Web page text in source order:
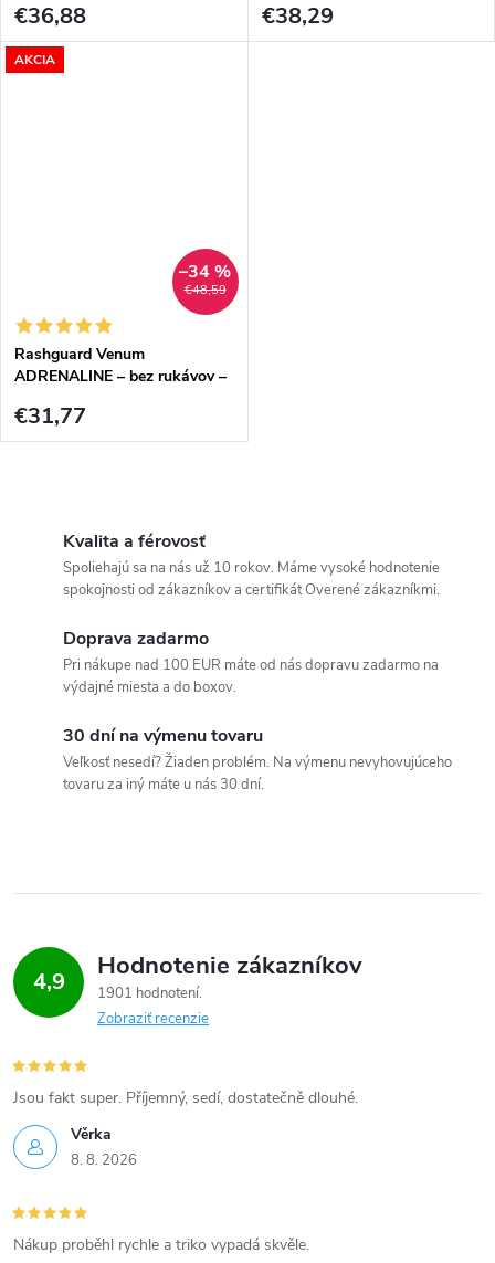
€36,88 €38,29
AKCIA
€48,59
–34 %
Rashguard Venum
ADRENALINE – bez rukávov –
€31,77
p
r
v
y
v
ý
p
Kvalita a férovosť
Spoliehajú sa na nás už 10 rokov. Máme vysoké hodnotenie
spokojnosti od zákazníkov a certifikát Overené zákazníkmi.
Doprava zadarmo
Pri nákupe nad 100 EUR máte od nás dopravu zadarmo na
výdajné miesta a do boxov.
30 dní na výmenu tovaru
Veľkosť nesedí? Žiaden problém. Na výmenu nevyhovujúceho
tovaru za iný máte u nás 30 dní.
4,9 Hodnotenie zákazníkov
1901 hodnotení
Zobraziť recenzie
Věrka
8. 8. 2026
Jsou fakt super. Příjemný, sedí, dostatečně dlouhé.
Nákup proběhl rychle a triko vypadá skvěle.